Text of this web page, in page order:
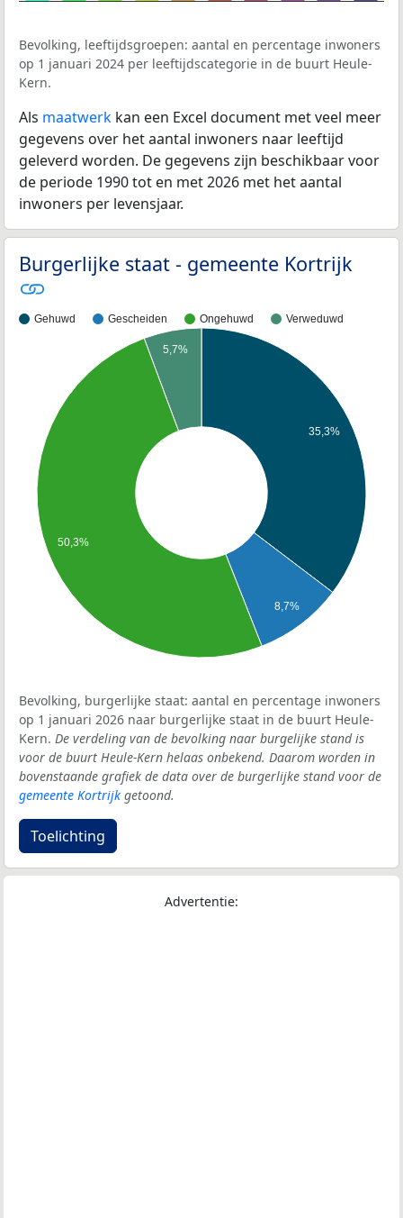
Bevolking, leeftijdsgroepen: aantal en percentage inwoners
op 1 januari 2024 per leeftijdscategorie in de buurt Heule-
Kern.
Als maatwerk kan een Excel document met veel meer
gegevens over het aantal inwoners naar leeftijd
geleverd worden. De gegevens zijn beschikbaar voor
de periode 1990 tot en met 2026 met het aantal
inwoners per levensjaar.
Burgerlijke staat - gemeente Kortrijk
Gehuwd Gescheiden Ongehuwd Verweduwd
35,3%
8,7%
5,7%
50,3%
Bevolking, burgerlijke staat: aantal en percentage inwoners
op 1 januari 2026 naar burgerlijke staat in de buurt Heule-
Kern. De verdeling van de bevolking naar burgelijke stand is
voor de buurt Heule-Kern helaas onbekend. Daarom worden in
bovenstaande grafiek de data over de burgerlijke stand voor de
gemeente Kortrijk getoond.
Toelichting
Advertentie: